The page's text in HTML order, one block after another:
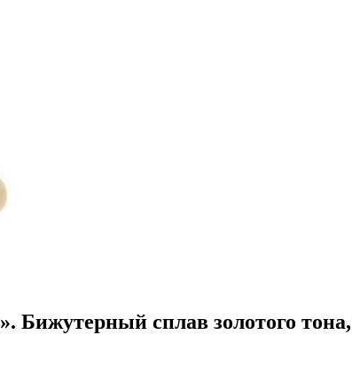
Бижутерный сплав золотого